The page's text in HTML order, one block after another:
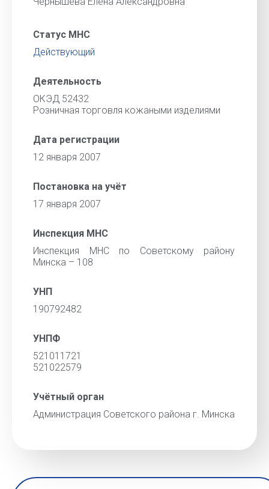
Статус МНС
Действующий
Деятельность
ОКЭД 52432
Розничная торговля кожаными изделиями
Дата регистрации
12 января 2007
Постановка на учёт
17 января 2007
Инспекция МНС
Инспекция МНС по Советскому району
Минска – 108
УНП
190792482
УНПФ
521011721
521022579
Учётный орган
Администрация Советского района г. Минска